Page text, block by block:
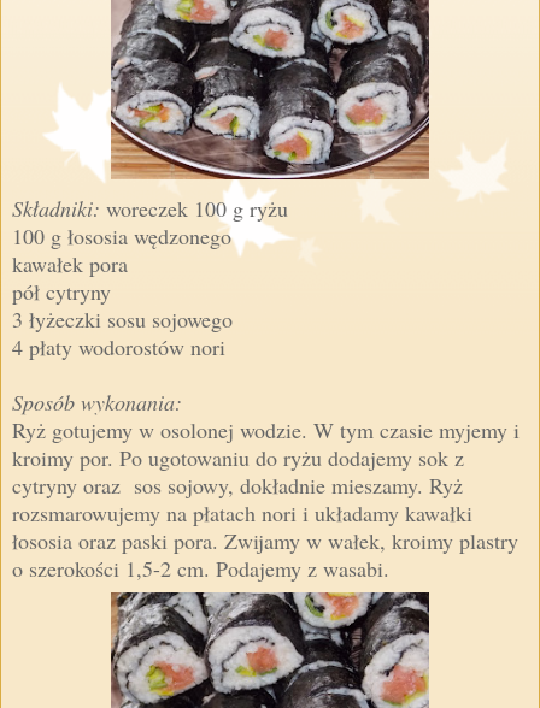
Składniki: woreczek 100 g ryżu
100 g łososia wędzonego
kawałek pora
pół cytryny
3 łyżeczki sosu sojowego
4 płaty wodorostów nori
Sposób wykonania:
Ryż gotujemy w osolonej wodzie. W tym czasie myjemy i
kroimy por. Po ugotowaniu do ryżu dodajemy sok z
cytryny oraz sos sojowy, dokładnie mieszamy. Ryż
rozsmarowujemy na płatach nori i układamy kawałki
łososia oraz paski pora. Zwijamy w wałek, kroimy plastry
o szerokości 1,5-2 cm. Podajemy z wasabi.